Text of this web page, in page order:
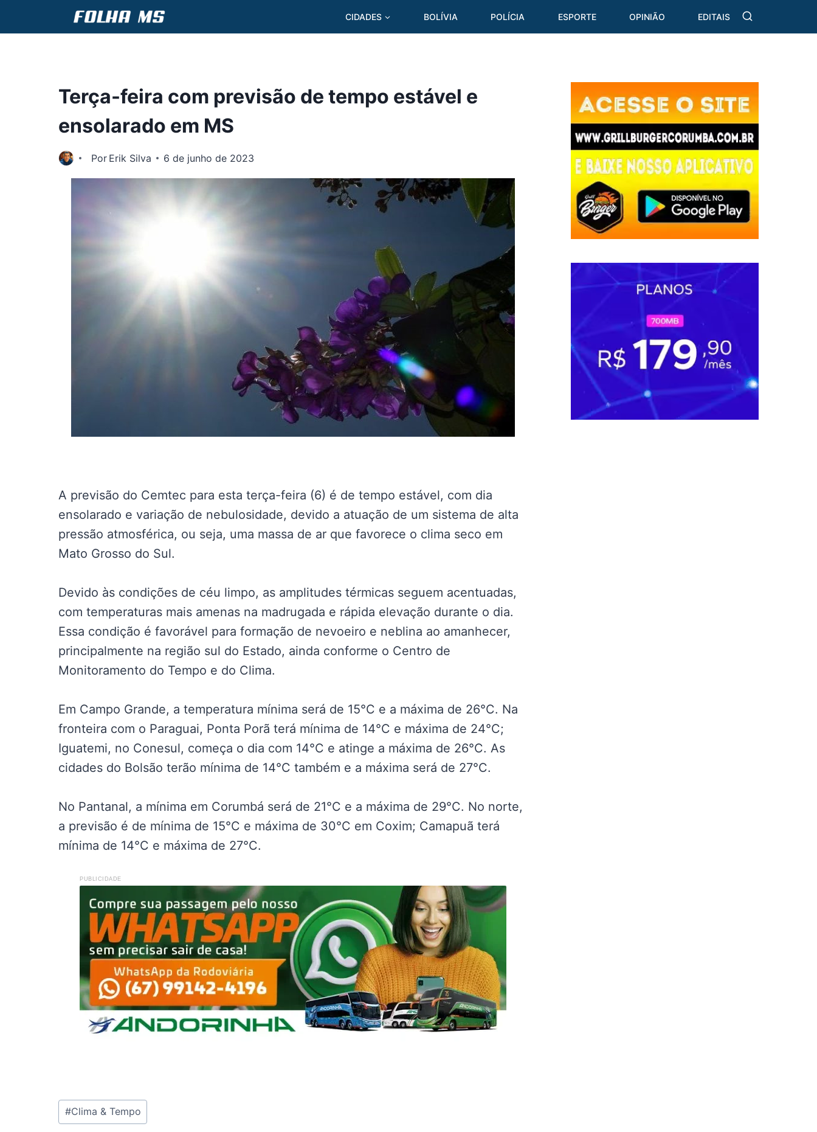
CIDADES BOLÍVIA POLÍCIA ESPORTE OPINIÃO EDITAIS
Terça-feira com previsão de tempo estável e
ensolarado em MS
Por Erik Silva 6 de junho de 2023
A previsão do Cemtec para esta terça-feira (6) é de tempo estável, com dia
ensolarado e variação de nebulosidade, devido a atuação de um sistema de alta
pressão atmosférica, ou seja, uma massa de ar que favorece o clima seco em
Mato Grosso do Sul.
Devido às condições de céu limpo, as amplitudes térmicas seguem acentuadas,
com temperaturas mais amenas na madrugada e rápida elevação durante o dia.
Essa condição é favorável para formação de nevoeiro e neblina ao amanhecer,
principalmente na região sul do Estado, ainda conforme o Centro de
Monitoramento do Tempo e do Clima.
Em Campo Grande, a temperatura mínima será de 15°C e a máxima de 26°C. Na
fronteira com o Paraguai, Ponta Porã terá mínima de 14°C e máxima de 24°C;
Iguatemi, no Conesul, começa o dia com 14°C e atinge a máxima de 26°C. As
cidades do Bolsão terão mínima de 14°C também e a máxima será de 27°C.
No Pantanal, a mínima em Corumbá será de 21°C e a máxima de 29°C. No norte,
a previsão é de mínima de 15°C e máxima de 30°C em Coxim; Camapuã terá
mínima de 14°C e máxima de 27°C.
PUBLICIDADE
Tags
do
#Clima & Tempo